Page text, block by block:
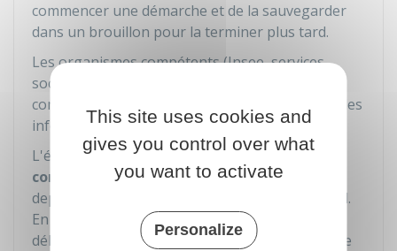
commencer une démarche et de la sauvegarder
dans un brouillon pour la terminer plus tard.
Les organismes compétents (Insee, services
sociaux et fiscaux, greffes de tribunaux de
commerce, chambres consulaires, etc.) traitent les
informations reçues.
L'état d'avancement des formalités est
consultable à tout momentsur le guichet,
depuis le tableau de bord de l'espace personnel.
En raison de l'ouverture récente du guichet, les
délais de traitement des formalités peuvent être
This site uses cookies and
gives you control over what
you want to activate
Personalize